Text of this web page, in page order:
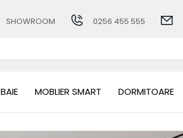
SHOWROOM 0256 455 555
BAIE MOBLIER SMART DORMITOARE